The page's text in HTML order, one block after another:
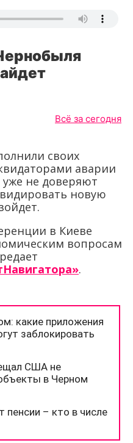
Всё за сегодня
своих
аварии
не доверяют
новую
в Киеве
вопросам
.